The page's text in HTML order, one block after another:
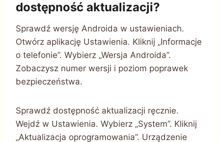
dostępność aktualizacji?
Sprawdź wersję Androida w ustawieniach.
Otwórz aplikację Ustawienia. Kliknij „Informacje
o telefonie”. Wybierz „Wersja Androida”.
Zobaczysz numer wersji i poziom poprawek
bezpieczeństwa.
Sprawdź dostępność aktualizacji ręcznie.
Wejdź w Ustawienia. Wybierz „System”. Kliknij
„Aktualizacja oprogramowania”. Urządzenie